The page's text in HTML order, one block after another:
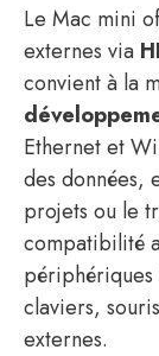
Le Mac mini
externes via
convient à la
Ethernet et
des données,
projets ou le
compatibilité
périphériques
claviers,
externes.